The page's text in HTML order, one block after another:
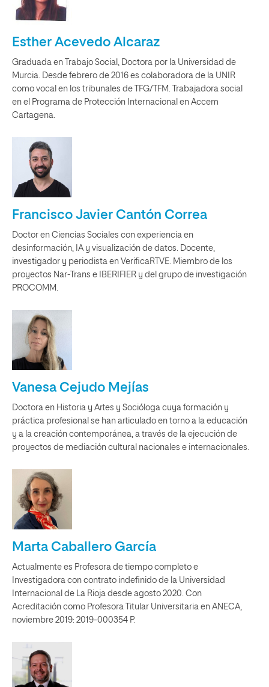
Esther Acevedo Alcaraz
Graduada en Trabajo Social, Doctora por la Universidad de
Murcia. Desde febrero de 2016 es colaboradora de la UNIR
como vocal en los tribunales de TFG/TFM. Trabajadora social
en el Programa de Protección Internacional en Accem
Cartagena.
Francisco Javier Cantón Correa
Doctor en Ciencias Sociales con experiencia en
desinformación, IA y visualización de datos. Docente,
investigador y periodista en VerificaRTVE. Miembro de los
proyectos Nar-Trans e IBERIFIER y del grupo de investigación
PROCOMM.
Vanesa Cejudo Mejías
Doctora en Historia y Artes y Socióloga cuya formación y
práctica profesional se han articulado en torno a la educación
y a la creación contemporánea, a través de la ejecución de
proyectos de mediación cultural nacionales e internacionales.
Marta Caballero García
Actualmente es Profesora de tiempo completo e
Investigadora con contrato indefinido de la Universidad
Internacional de La Rioja desde agosto 2020. Con
Acreditación como Profesora Titular Universitaria en ANECA,
noviembre 2019: 2019-000354 P.